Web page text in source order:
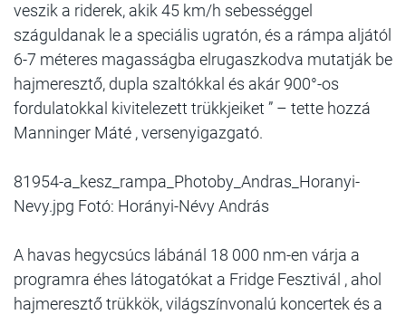
veszik a riderek, akik 45 km/h sebességgel
száguldanak le a speciális ugratón, és a rámpa aljától
6-7 méteres magasságba elrugaszkodva mutatják be
hajmeresztő, dupla szaltókkal és akár 900°-os
fordulatokkal kivitelezett trükkjeiket ” – tette hozzá
Manninger Máté , versenyigazgató.
81954-a_kesz_rampa_Photoby_Andras_Horanyi-
Nevy.jpg Fotó: Horányi-Névy András
A havas hegycsúcs lábánál 18 000 nm-en várja a
programra éhes látogatókat a Fridge Fesztivál , ahol
hajmeresztő trükkök, világszínvonalú koncertek és a